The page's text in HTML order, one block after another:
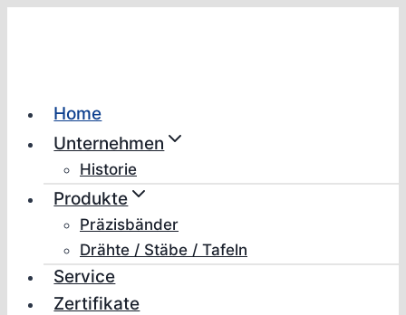
Home
Unternehmen
Historie
Produkte
Präzisbänder
Drähte / Stäbe / Tafeln
Service
Zertifikate